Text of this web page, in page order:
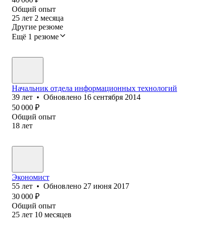
Общий опыт
25 лет 2 месяца
Другие резюме
Ещё 1 резюме
Начальник отдела информационных технологий
39 лет • Обновлено 16 сентября 2014
50 000 ₽
Общий опыт
18 лет
Экономист
55 лет • Обновлено 27 июня 2017
30 000 ₽
Общий опыт
25 лет 10 месяцев